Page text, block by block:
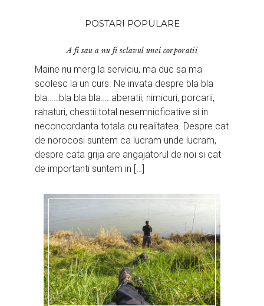
POSTARI POPULARE
A fi sau a nu fi sclavul unei corporatii
Maine nu merg la serviciu, ma duc sa ma
scolesc la un curs. Ne invata despre bla bla
bla……bla bla bla…..aberatii, nimicuri, porcarii,
rahaturi, chestii total nesemnicficative si in
neconcordanta totala cu realitatea. Despre cat
de norocosi suntem ca lucram unde lucram,
despre cata grija are angajatorul de noi si cat
de importanti suntem in […]